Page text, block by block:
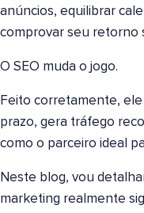
anúncios, equilibrar
comprovar seu retorno
O SEO muda o jogo.
Feito corretamente,
prazo, gera tráfego
como o parceiro ideal
Neste blog, vou
marketing realmente